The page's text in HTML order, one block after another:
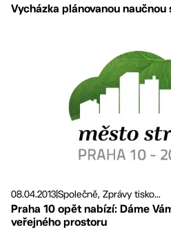
Vycházka plánovanou naučnou
08.04.2013Společně, Zprávy tisko...
Praha 10 opět nabízí: Dáme
veřejného prostoru